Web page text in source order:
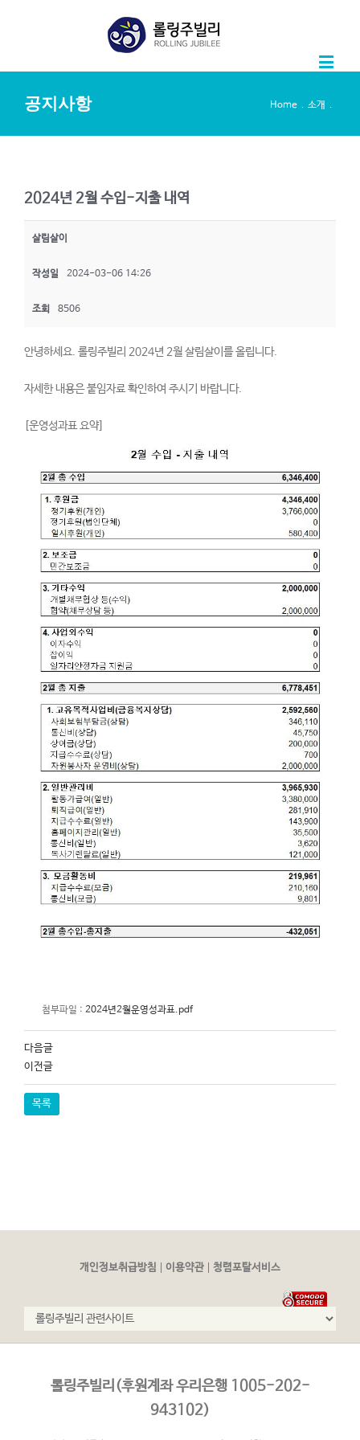
공지사항 Home 소개
2024년 2월 수입-지출 내역
살림살이
작성일 2024-03-06 14:26
조회 8506
안녕하세요. 롤링주빌리 2024년 2월 살림살이를 올립니다.
자세한 내용은 붙임자료 확인하여 주시기 바랍니다.
[운영성과표 요약]
첨부파일 : 2024년2월운영성과표.pdf
다음글
이전글
목록
개인정보취급방침 이용약관 청렴포탈서비스
롤링주빌리(후원계좌 우리은행 1005-202-
943102)